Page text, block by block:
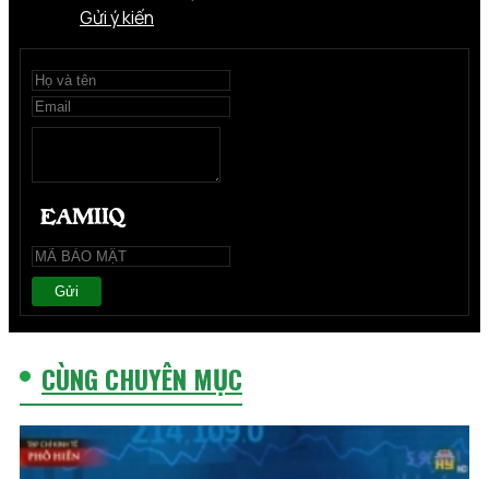
Gửi ý kiến
Gửi
CÙNG CHUYÊN MỤC